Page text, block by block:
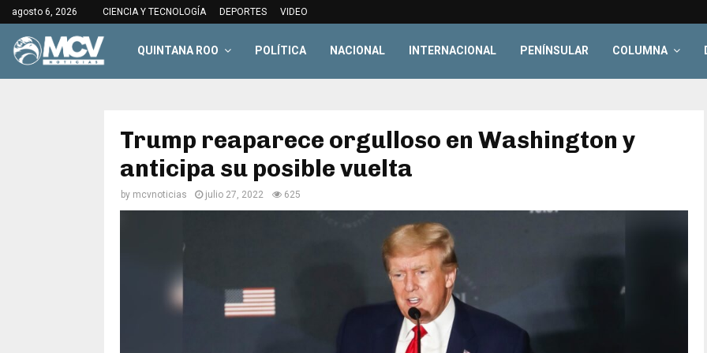
agosto 6, 2026 CIENCIA Y TECNOLOGÍA DEPORTES VIDEO
QUINTANA ROO POLÍTICA NACIONAL INTERNACIONAL PENÍNSULAR COLUMNA
Trump reaparece orgulloso en Washington y
anticipa su posible vuelta
by mcvnoticias julio 27, 2022 625